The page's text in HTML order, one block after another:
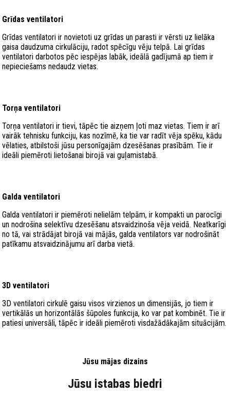
Grīdas ventilatori
Grīdas ventilatori ir novietoti uz grīdas un parasti ir vērsti uz lielāka
gaisa daudzuma cirkulāciju, radot spēcīgu vēju telpā. Lai grīdas
ventilatori darbotos pēc iespējas labāk, ideālā gadījumā ap tiem ir
nepieciešams nedaudz vietas.
Torņa ventilatori
Torņa ventilatori ir tievi, tāpēc tie aizņem ļoti maz vietas. Tiem ir arī
vairāk tehnisku funkciju, kas nozīmē, ka tie var radīt vēja spēku, kādu
vēlaties, atbilstoši jūsu personīgajām dzesēšanas prasībām. Tie ir
ideāli piemēroti lietošanai birojā vai guļamistabā.
Galda ventilatori
Galda ventilatori ir piemēroti nelielām telpām, ir kompakti un parocīgi
un nodrošina selektīvu dzesēšanu atsvaidzinoša vēja veidā. Neatkarīgi
no tā, vai strādājat birojā vai mājās, galda ventilators var nodrošināt
patīkamu atsvaidzinājumu arī darba vietā.
3D ventilatori
3D ventilatori cirkulē gaisu visos virzienos un dimensijās, jo tiem ir
vertikālās un horizontālās šūpoles funkcija, ko var pat kombinēt. Tie ir
patiesi universāli, tāpēc ir ideāli piemēroti visdažādākajām situācijām.
Jūsu mājas dizains
Jūsu istabas biedri